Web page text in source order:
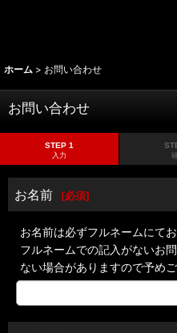
ホーム > お問い合わせ
お問い合わせ
STEP 1
入力
お名前 [必須]
お名前は必ずフルネームにてお
フルネームでの記入がないお
ない場合がありますので予めご